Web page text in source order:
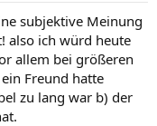
subjektive Meinung
also ich würd heute
allem bei größeren
Freund hatte
zu lang war b) der